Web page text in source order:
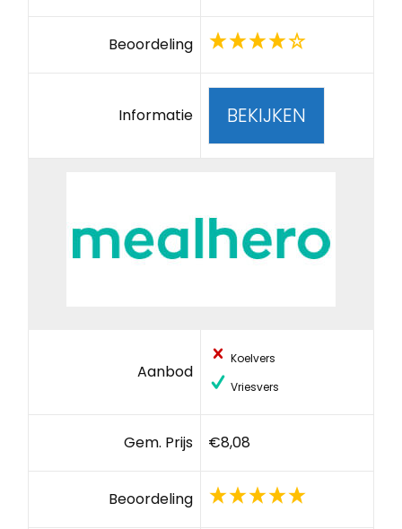
Beoordeling
Informatie BEKIJKEN
Aanbod
Koelvers
Vriesvers
Gem. Prijs €8,08
Beoordeling